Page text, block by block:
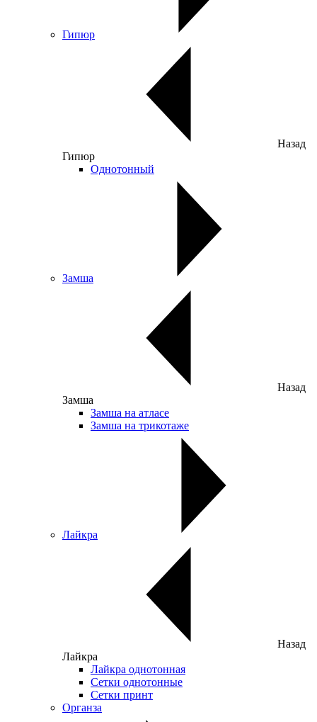
Гипюр
Назад
Гипюр
Однотонный
Замша
Назад
Замша
Замша на атласе
Замша на трикотаже
Лайкра
Назад
Лайкра
Лайкра однотонная
Сетки однотонные
Сетки принт
Органза